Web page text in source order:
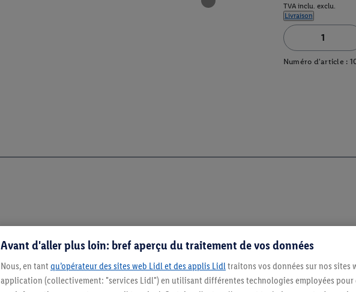
TVA inclu. exclu.
Livraison
Numéro d'article :
Restez au
Avant d'aller plus loin: bref aperçu du traitement de vos données
Nous, en tant qu’opérateur des sites web Lidl et des applis Lidltraitons vos données sur nos sites
application (collectivement: "services Lidl") en utilisant différentes technologies employées pour